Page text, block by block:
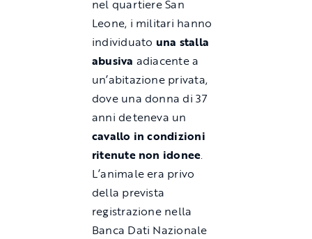
nel quartiere San
Leone, i militari hanno
individuato una stalla
abusiva adiacente a
un’abitazione privata,
dove una donna di 37
anni deteneva un
cavallo in condizioni
ritenute non idonee.
L’animale era privo
della prevista
registrazione nella
Banca Dati Nazionale